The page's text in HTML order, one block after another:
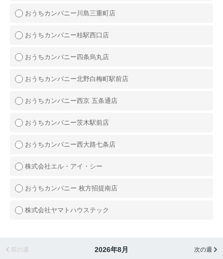
おうちカンパニー川島三重町店
おうちカンパニー桂駅西口店
おうちカンパニー四条烏丸店
おうちカンパニー北野白梅町駅前店
おうちカンパニー西京 五条通店
おうちカンパニー茨木駅前店
おうちカンパニー西大路七条店
株式会社エル・アイ・シー
おうちカンパニー 枚方招提南店
株式会社ヤマトハウステック
前の週 2026年8月 次の週